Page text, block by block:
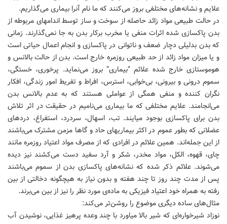
علایم و نشانه‌های مختلفی بروز می‌کنند که ما نام آنرا بیماری می‌گذاریم.
در حالت طبیعی مواد زائد حاصله از سوخت و ساز توسط اندامهای مربوطه از
بدن پاکسازی شده اثرات منفی یا مخرب برکار بدن به جا نمی‌گذارند. زمانی
که بدن بدلیلی دچار ضعف و ناتوانی در پاکسازی و انجام اعمال حیاتی است
و یا میزان مواد زائد از حد طبیعی روزمره خارج است. بدن از حالت بالانس و
هوموستازی خارج شده علائم “بیماری” بروز می‌نماید. پرخوری، خستگی،
سموم درونی و بیرونی، بی‌خوابی، استرس، افراط و تفریط امور زندگی، افکار
نگران کننده و منفی همگی از عواملی هستند که به عدم بالانس بدن
می‌انجامند. علایم مختلفی که ما بیماری می‌نامیم در حقیقت در اثر تلاش
بدن برای پاکسازی بوجود میایند. تب، اسهال، سردرد، استفراغ، دردهای
عضلانی که بطور عموم در اکثر بیماریهای حاد و گاها مزمن مشترک می‌باشند
از این جمله‌اند. همین علائم در افرادی که از مصرف مواد اعتیاد روزمره مانند
چای، قهوه، الکل، مواد مخدر، شکر و آرد سفید دست می‌کشند نیز دیده
می‌شوند. علائم ذکر شده که نشانه‌های پاکسازی بدن از سموم می‌باشند
پس از مدت چند روز تا چند هفته و بدون نیاز به هیچگونه دخالتی از بین
رفته به همراه خود اعتیاد فیزیکی به ماده‌ی مورد نظر را نیز از بین می‌برند.
مثال‌های ساده دیگری موضوع را روشن‌تر می‌کند:
نوزاد شیرخواره‌ای که شیر بالا میاورد با چند وعده پرهیز غذایی، نوشیدن آب